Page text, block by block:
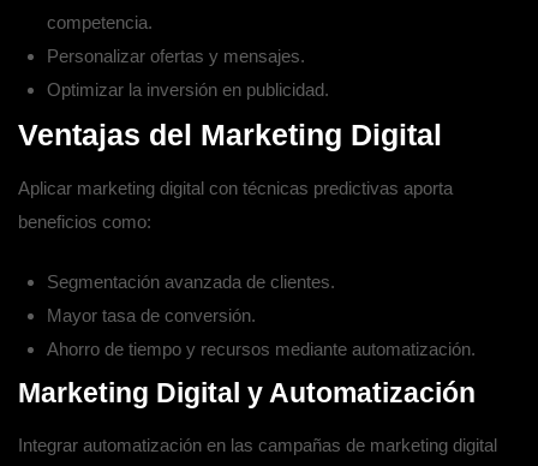
competencia.
Personalizar ofertas y mensajes.
Optimizar la inversión en publicidad.
Ventajas del Marketing Digital
Aplicar marketing digital con técnicas predictivas aporta
beneficios como:
Segmentación avanzada de clientes.
Mayor tasa de conversión.
Ahorro de tiempo y recursos mediante automatización.
Marketing Digital y Automatización
Integrar automatización en las campañas de marketing digital